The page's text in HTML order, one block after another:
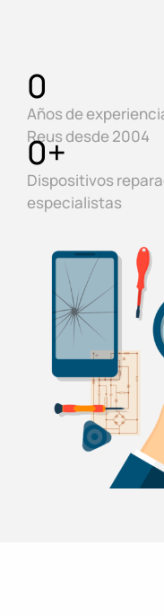
Años de
Reus desde 2004
0
Dispositivos
especialistas
0+